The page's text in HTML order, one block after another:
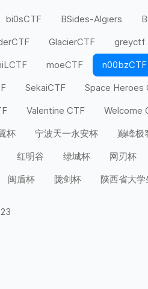
bi0sCTF BSides-Algiers
GlacierCTF greyctf
moeCTF n00bzCTF
SekaiCTF Space Heroes
Valentine CTF Welcome
杯 宁波天一永安杯 巅峰极
红明谷 绿城杯 网刃杯
闽盾杯 陇剑杯 陕西省大学